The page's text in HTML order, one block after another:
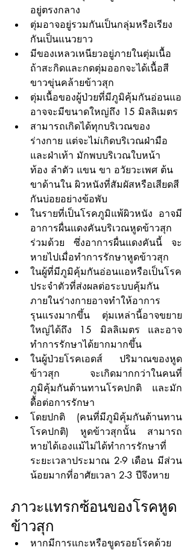
อยู่ตรงกลาง
ตุ่มอาจอยู่รวมกันเป็นกลุ่มหรือเรียง
กันเป็นแนวยาว
มีของเหลวเหนียวอยู่ภายในตุ่มเนื้อ
ถ้าสะกิดและกดตุ่มออกจะได้เนื้อสี
ขาวขุ่นคล้ายข้าวสุก
ตุ่มเนื้อของผู้ป่วยที่มีภูมิคุ้มกันอ่อนแอ
อาจจะมีขนาดใหญ่ถึง 15 มิลลิเมตร
สามารถเกิดได้ทุกบริเวณของ
ร่างกาย แต่จะไม่เกิดบริเวณฝ่ามือ
และฝ่าเท้า มักพบบริเวณใบหน้า
ท้อง ลำตัว แขน ขา อวัยวะเพศ ต้น
ขาด้านใน ผิวหนังที่สัมผัสหรือเสียดสี
กันบ่อยอย่างข้อพับ
ในรายที่เป็นโรคภูมิแพ้ผิวหนัง อาจมี
อาการผื่นแดงคันบริเวณหูดข้าวสุก
ร่วมด้วย ซึ่งอาการผื่นแดงคันนี้ จะ
หายไปเมื่อทำการรักษาหูดข้าวสุก
ในผู้ที่มีภูมิคุ้มกันอ่อนแอหรือเป็นโรค
ประจำตัวที่ส่งผลต่อระบบคุ้มกัน
ภายในร่างกายอาจทำให้อาการ
รุนแรงมากขึ้น ตุ่มเหล่านี้อาจขยาย
ใหญ่ได้ถึง 15 มิลลิเมตร และอาจ
ทำการรักษาได้ยากมากขึ้น
ในผู้ป่วยโรคเอดส์ ปริมาณของหูด
ข้าวสุก จะเกิดมากกว่าในคนที่
ภูมิคุ้มกันต้านทานโรคปกติ และมัก
ดื้อต่อการรักษา
โดยปกติ (คนที่มีภูมิคุ้มกันต้านทาน
โรคปกติ) หูดข้าวสุกนั้น สามารถ
หายได้เองแม้ไม่ได้ทำการรักษาที่
ระยะเวลาประมาณ 2-9 เดือน มีส่วน
น้อยมากที่อาศัยเวลา 2-3 ปีจึงหาย
ภาวะแทรกซ้อนของโรคหูด
ข้าวสุก
หากมีการแกะหรือขูดรอยโรคด้วย